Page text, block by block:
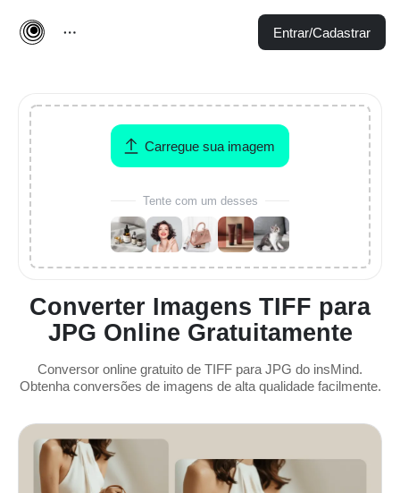
Entrar/Cadastrar
Converter Imagens TIFF para
JPG Online Gratuitamente
Conversor online gratuito de TIFF para JPG do insMind.
Obtenha conversões de imagens de alta qualidade facilmente.
Carregue sua imagem
Tente com um desses